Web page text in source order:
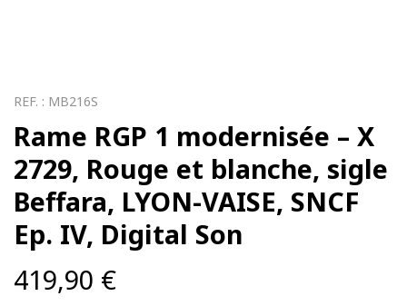
REF. : MB216S
Rame RGP 1 modernisée – X
2729, Rouge et blanche, sigle
Beffara, LYON-VAISE, SNCF
Ep. IV, Digital Son
419,90 €